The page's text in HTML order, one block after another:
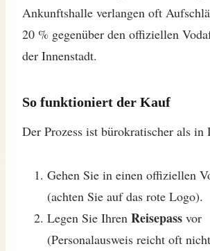
Ankunftshalle verlangen oft
20 % gegenüber den offiziellen
der Innenstadt.
So funktioniert der Kauf
Der Prozess ist bürokratischer als in
Gehen Sie in einen offiziellen
(achten Sie auf das rote Logo).
Legen Sie Ihren Reisepass vor
(Personalausweis reicht oft